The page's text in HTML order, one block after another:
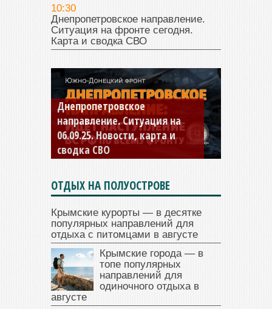
10:30
Днепропетровское направление.
Ситуация на фронте сегодня.
Карта и сводка СВО
Константиновское
направление. Ситуация на
04.09.25 Новости, карта и
сводка СВО
ОТДЫХ НА ПОЛУОСТРОВЕ
Крымские курорты — в десятке
популярных направлений для
отдыха с питомцами в августе
Крымские города — в
топе популярных
направлений для
одиночного отдыха в
августе